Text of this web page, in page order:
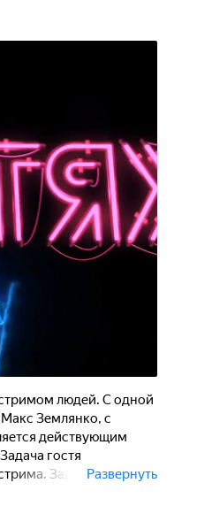
людей. С одной
Землянко, с
действующим
гостя
Задача Макса
Развернуть